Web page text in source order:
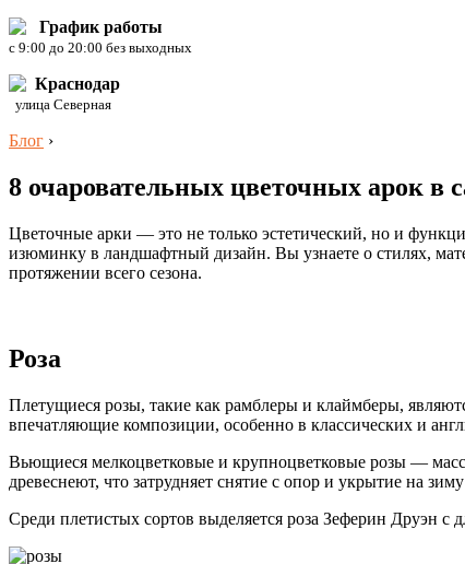
График работы
c 9:00 до 20:00 без выходных
Краснодар
улица Северная
Блог ›
8 очаровательных цветочных арок в
Цветочные арки — это не только эстетический, но и
изюминку в ландшафтный дизайн. Вы узнаете о стилях,
протяжении всего сезона.
Роза
Плетущиеся розы, такие как рамблеры и клаймберы,
впечатляющие композиции, особенно в классических и
Вьющиеся мелкоцветковые и крупноцветковые розы —
древеснеют, что затрудняет снятие с опор и укрытие на
Среди плетистых сортов выделяется роза Зеферин Друэн